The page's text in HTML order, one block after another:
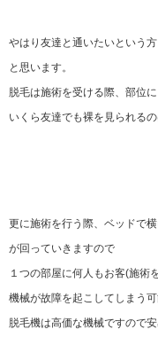
やはり友達と通いたいという
と思います。
脱毛は施術を受ける際、部位
いくら友達でも裸を見られる
更に施術を行う際、ベッドで
が回っていきますので
１つの部屋に何人もお客(施術
機械が故障を起こしてしまう可
脱毛機は高価な機械ですので